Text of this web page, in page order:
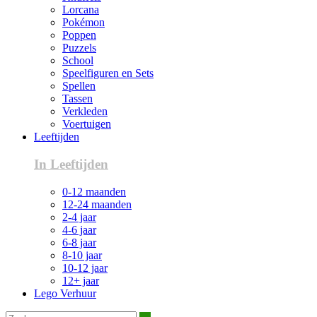
Lorcana
Pokémon
Poppen
Puzzels
School
Speelfiguren en Sets
Spellen
Tassen
Verkleden
Voertuigen
Leeftijden
In Leeftijden
0-12 maanden
12-24 maanden
2-4 jaar
4-6 jaar
6-8 jaar
8-10 jaar
10-12 jaar
12+ jaar
Lego Verhuur